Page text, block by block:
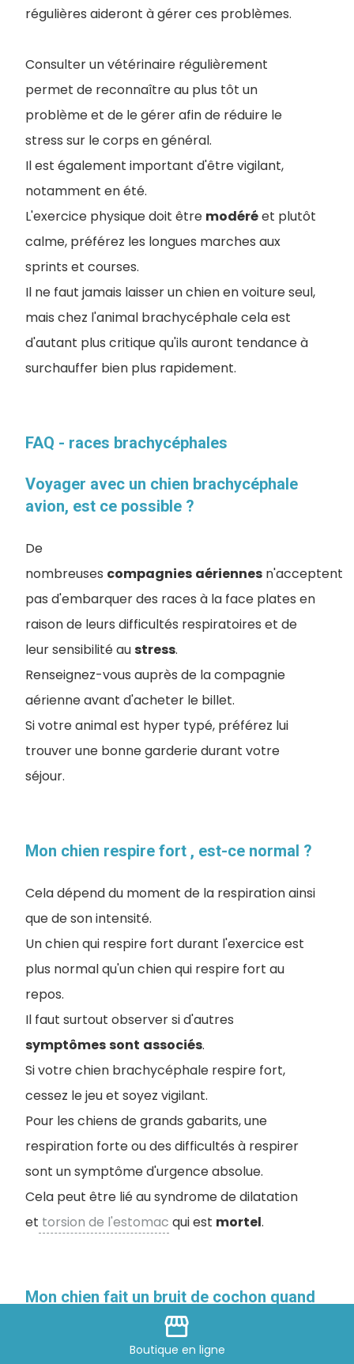
régulières aideront à gérer ces problèmes.
Consulter un vétérinaire régulièrement
permet de reconnaître au plus tôt un
problème et de le gérer afin de réduire le
stress sur le corps en général.
Il est également important d'être vigilant,
notamment en été.
L'exercice physique doit être modéréet plutôt
calme, préférez les longues marches aux
sprints et courses.
Il ne faut jamais laisser un chien en voiture seul,
mais chez l'animal brachycéphale cela est
d'autant plus critique qu'ils auront tendance à
surchauffer bien plus rapidement.
FAQ - races brachycéphales
Voyager avec un chien brachycéphale
avion, est ce possible ?
De
nombreuses compagnies aériennes n'acceptent
pas d'embarquer des races à la face plates en
raison de leurs difficultés respiratoires et de
leur sensibilité austress.
Renseignez-vous auprès de la compagnie
aérienne avant d'acheter le billet.
Si votre animal est hyper typé, préférez lui
trouver une bonne garderie durant votre
séjour.
Mon chien respire fort , est-ce normal ?
Cela dépend du moment de la respiration ainsi
que de son intensité.
Un chien qui respire fort durant l'exercice est
plus normal qu'un chien qui respire fort au
repos.
Il faut surtout observer si d'autres
symptômessont associés.
Si votre chien brachycéphale respire fort,
cessez le jeu et soyez vigilant.
Pour les chiens de grands gabarits, une
respiration forte ou des difficultés à respirer
sont un symptôme d'urgence absolue.
Cela peut être lié au syndrome de dilatation
et torsion de l'estomac qui est mortel.
Mon chien fait un bruit de cochon quand
il respire, est-ce inquiétant ?
storefront
Boutique en ligne